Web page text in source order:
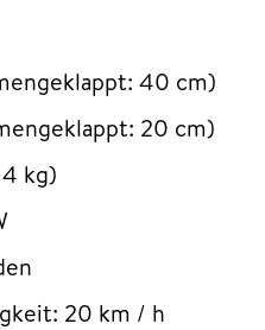
40 cm)
20 cm)
kg)
20 km / h